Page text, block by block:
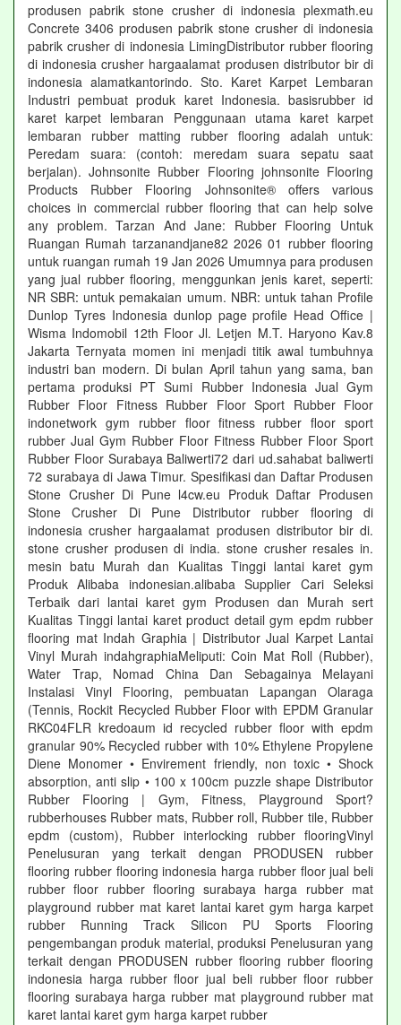
produsen pabrik stone crusher di indonesia plexmath.eu
Concrete 3406 produsen pabrik stone crusher di indonesia
pabrik crusher di indonesia LimingDistributor rubber flooring
di indonesia crusher hargaalamat produsen distributor bir di
indonesia alamatkantorindo. Sto. Karet Karpet Lembaran
Industri pembuat produk karet Indonesia. basisrubber id
karet karpet lembaran Penggunaan utama karet karpet
lembaran rubber matting rubber flooring adalah untuk:
Peredam suara: (contoh: meredam suara sepatu saat
berjalan). Johnsonite Rubber Flooring johnsonite Flooring
Products Rubber Flooring Johnsonite® offers various
choices in commercial rubber flooring that can help solve
any problem. Tarzan And Jane: Rubber Flooring Untuk
Ruangan Rumah tarzanandjane82 2026 01 rubber flooring
untuk ruangan rumah 19 Jan 2026 Umumnya para produsen
yang jual rubber flooring, menggunkan jenis karet, seperti:
NR SBR: untuk pemakaian umum. NBR: untuk tahan Profile
Dunlop Tyres Indonesia dunlop page profile Head Office |
Wisma Indomobil 12th Floor Jl. Letjen M.T. Haryono Kav.8
Jakarta Ternyata momen ini menjadi titik awal tumbuhnya
industri ban modern. Di bulan April tahun yang sama, ban
pertama produksi PT Sumi Rubber Indonesia Jual Gym
Rubber Floor Fitness Rubber Floor Sport Rubber Floor
indonetwork gym rubber floor fitness rubber floor sport
rubber Jual Gym Rubber Floor Fitness Rubber Floor Sport
Rubber Floor Surabaya Baliwerti72 dari ud.sahabat baliwerti
72 surabaya di Jawa Timur. Spesifikasi dan Daftar Produsen
Stone Crusher Di Pune l4cw.eu Produk Daftar Produsen
Stone Crusher Di Pune Distributor rubber flooring di
indonesia crusher hargaalamat produsen distributor bir di.
stone crusher produsen di india. stone crusher resales in.
mesin batu Murah dan Kualitas Tinggi lantai karet gym
Produk Alibaba indonesian.alibaba Supplier Cari Seleksi
Terbaik dari lantai karet gym Produsen dan Murah sert
Kualitas Tinggi lantai karet product detail gym epdm rubber
flooring mat Indah Graphia | Distributor Jual Karpet Lantai
Vinyl Murah indahgraphiaMeliputi: Coin Mat Roll (Rubber),
Water Trap, Nomad China Dan Sebagainya Melayani
Instalasi Vinyl Flooring, pembuatan Lapangan Olaraga
(Tennis, Rockit Recycled Rubber Floor with EPDM Granular
RKC04FLR kredoaum id recycled rubber floor with epdm
granular 90% Recycled rubber with 10% Ethylene Propylene
Diene Monomer • Envirement friendly, non toxic • Shock
absorption, anti slip • 100 x 100cm puzzle shape Distributor
Rubber Flooring | Gym, Fitness, Playground Sport?
rubberhouses Rubber mats, Rubber roll, Rubber tile, Rubber
epdm (custom), Rubber interlocking rubber flooringVinyl
Penelusuran yang terkait dengan PRODUSEN rubber
flooring rubber flooring indonesia harga rubber floor jual beli
rubber floor rubber flooring surabaya harga rubber mat
playground rubber mat karet lantai karet gym harga karpet
rubber Running Track Silicon PU Sports Flooring
pengembangan produk material, produksi Penelusuran yang
terkait dengan PRODUSEN rubber flooring rubber flooring
indonesia harga rubber floor jual beli rubber floor rubber
flooring surabaya harga rubber mat playground rubber mat
karet lantai karet gym harga karpet rubber